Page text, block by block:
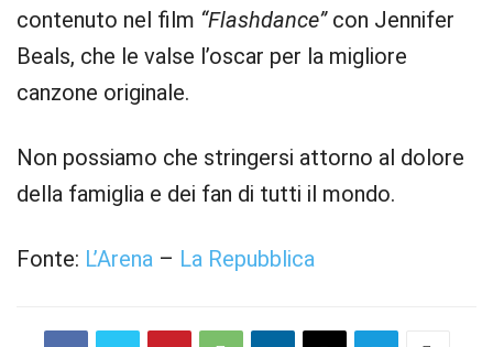
contenuto nel film “Flashdance”con Jennifer
Beals, che le valse l’oscar per la migliore
canzone originale.
Non possiamo che stringersi attorno al dolore
della famiglia e dei fan di tutti il mondo.
Fonte: L’Arena – La Repubblica